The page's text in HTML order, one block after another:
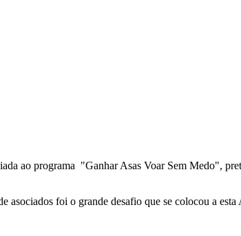
ao programa "Ganhar Asas Voar Sem Medo",
asociados foi o grande desafio que se colocou a